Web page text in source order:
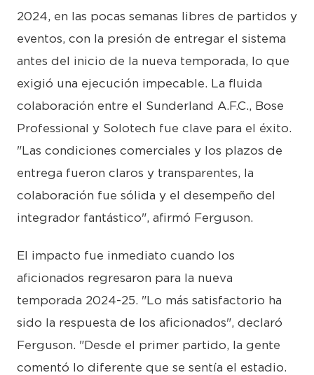
2024, en las pocas semanas libres de partidos y
eventos, con la presión de entregar el sistema
antes del inicio de la nueva temporada, lo que
exigió una ejecución impecable. La fluida
colaboración entre el Sunderland A.F.C., Bose
Professional y Solotech fue clave para el éxito.
"Las condiciones comerciales y los plazos de
entrega fueron claros y transparentes, la
colaboración fue sólida y el desempeño del
integrador fantástico", afirmó Ferguson.
El impacto fue inmediato cuando los
aficionados regresaron para la nueva
temporada 2024-25. "Lo más satisfactorio ha
sido la respuesta de los aficionados", declaró
Ferguson. "Desde el primer partido, la gente
comentó lo diferente que se sentía el estadio.